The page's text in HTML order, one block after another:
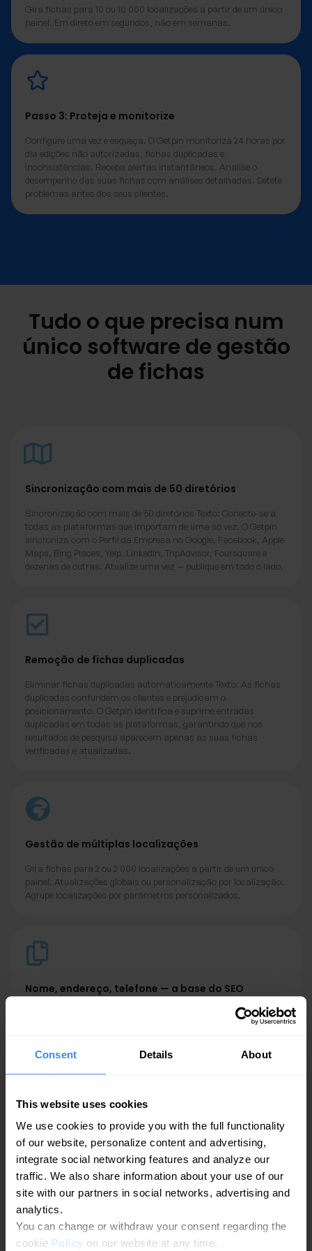
Consent Details About
This website uses cookies
We use cookies to provide you with the full functionality
of our website, personalize content and advertising,
integrate social networking features and analyze our
traffic. We also share information about your use of our
site with our partners in social networks, advertising and
analytics.
You can change or withdraw your consent regarding the
cookie Policy on our website at any time.
Gira fichas para 10 ou 10 000 localizações a partir de um único
painel. Em direto em segundos, não em semanas.
Passo 3: Proteja e monitorize
Configure uma vez e esqueça. O Getpin monitoriza 24 horas por
dia edições não autorizadas, fichas duplicadas e
inconsistências. Receba alertas instantâneos. Analise o
desempenho das suas fichas com análises detalhadas. Detete
problemas antes dos seus clientes.
Tudo o que precisa num
único software de gestão
de fichas
Sincronização com mais de 50 diretórios
Sincronização com mais de 50 diretórios Texto: Conecte-se a
todas as plataformas que importam de uma só vez. O Getpin
sincroniza com o Perfil da Empresa no Google, Facebook, Apple
Maps, Bing Places, Yelp, LinkedIn, TripAdvisor, Foursquare e
dezenas de outras. Atualize uma vez — publique em todo o lado.
Remoção de fichas duplicadas
Eliminar fichas duplicadas automaticamente Texto: As fichas
duplicadas confundem os clientes e prejudicam o
posicionamento. O Getpin identifica e suprime entradas
duplicadas em todas as plataformas, garantindo que nos
resultados de pesquisa aparecem apenas as suas fichas
verificadas e atualizadas.
Gestão de múltiplas localizações
Gira fichas para 2 ou 2 000 localizações a partir de um único
painel. Atualizações globais ou personalização por localização.
Agrupe localizações por parâmetros personalizados.
Nome, endereço, telefone — a base do SEO
O Getpin garante uma consistência NAP perfeita em cada
diretório, eliminando os conflitos de dados que reduzem a sua
Páginas automáticas para cada localização
O Getpin gera páginas otimizadas para cada localização que se
sincronizam automaticamente com os dados do seu negócio.
Alojamento no seu próprio domínio ou no do Getpin. Ideal para
SEO local e para que os clientes o encontrem no Google.